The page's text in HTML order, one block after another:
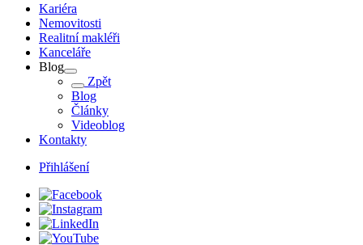
Kariéra
Nemovitosti
Realitní makléři
Kanceláře
Blog
Zpět
Blog
Články
Videoblog
Kontakty
Přihlášení